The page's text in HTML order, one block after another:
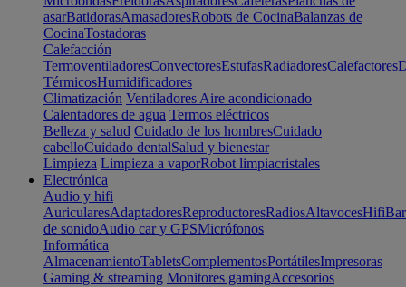
asarBatidorasAmasadoresRobots de CocinaBalanzas de
CocinaTostadoras
Calefacción
TermoventiladoresConvectoresEstufasRadiadoresCalefactores
TérmicosHumidificadores
Climatización Ventiladores Aire acondicionado
Calentadores de agua Termos eléctricos
Belleza y salud Cuidado de los hombresCuidado
cabelloCuidado dentalSalud y bienestar
Limpieza Limpieza a vaporRobot limpiacristales
Electrónica
Audio y hifi
AuricularesAdaptadoresReproductoresRadiosAltavocesHifi
de sonidoAudio car y GPSMicrófonos
Informática
AlmacenamientoTabletsComplementosPortátilesImpresoras
Gaming & streaming Monitores gamingAccesorios